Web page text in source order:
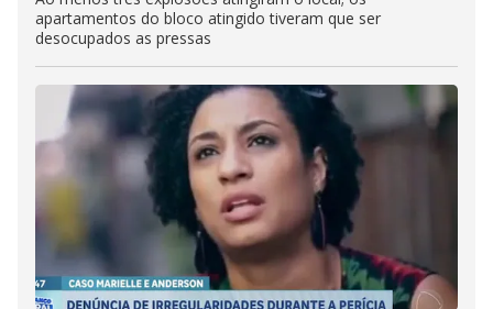
apartamentos do bloco atingido tiveram que ser
desocupados as pressas